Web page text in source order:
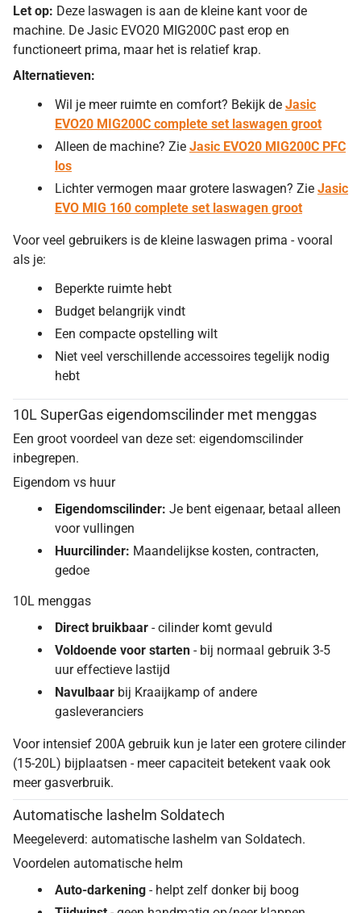
Let op: Deze laswagen is aan de kleine kant voor de
machine. De Jasic EVO20 MIG200C past erop en
functioneert prima, maar het is relatief krap.
Alternatieven:
Wil je meer ruimte en comfort? Bekijk de Jasic
EVO20 MIG200C complete set laswagen groot
Alleen de machine? Zie Jasic EVO20 MIG200C PFC
los
Lichter vermogen maar grotere laswagen? Zie Jasic
EVO MIG 160 complete set laswagen groot
Voor veel gebruikers is de kleine laswagen prima - vooral
als je:
Beperkte ruimte hebt
Budget belangrijk vindt
Een compacte opstelling wilt
Niet veel verschillende accessoires tegelijk nodig
hebt
10L SuperGas eigendomscilinder met menggas
Een groot voordeel van deze set: eigendomscilinder
inbegrepen.
Eigendom vs huur
Eigendomscilinder: Je bent eigenaar, betaal alleen
voor vullingen
Huurcilinder: Maandelijkse kosten, contracten,
gedoe
10L menggas
Direct bruikbaar - cilinder komt gevuld
Voldoende voor starten - bij normaal gebruik 3-5
uur effectieve lastijd
Navulbaar bij Kraaijkamp of andere
gasleveranciers
Voor intensief 200A gebruik kun je later een grotere cilinder
(15-20L) bijplaatsen - meer capaciteit betekent vaak ook
meer gasverbruik.
Automatische lashelm Soldatech
Meegeleverd: automatische lashelm van Soldatech.
Voordelen automatische helm
Auto-darkening - helpt zelf donker bij boog